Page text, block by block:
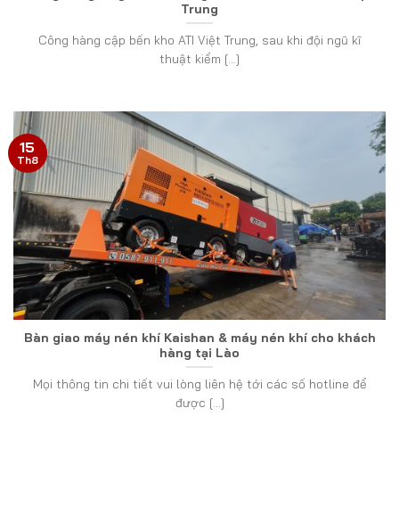
Trung
Công hàng cập bến kho ATI Việt Trung, sau khi đội ngũ kĩ
thuật kiểm [...]
Bàn giao máy nén khí Kaishan & máy nén khí cho khách
hàng tại Lào
Mọi thông tin chi tiết vui lòng liên hệ tới các số hotline để
được [...]
15
Th8